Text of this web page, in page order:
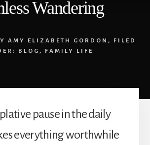
Wandering
AMY ELIZABETH GORDON , FILED
BLOG , FAMILY LIFE
pause in the daily
everything worthwhile